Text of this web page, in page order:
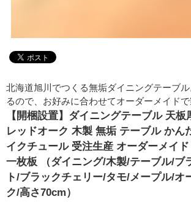
北海道旭川でつくる無垢ダイニングテーブ
るので、お好みに合わせてオーダーメイドで
【開梱設置】ダイニングテーブル 天板
レッドオーク 木製 無垢 テーブル かん
イクチュール 受注生産 オーダーメイ
一枚板 （ダイニング/木製/テーブル/ブ
ト/ブラックチェリー/タモ/メープル/オ
ク/高さ70cm）